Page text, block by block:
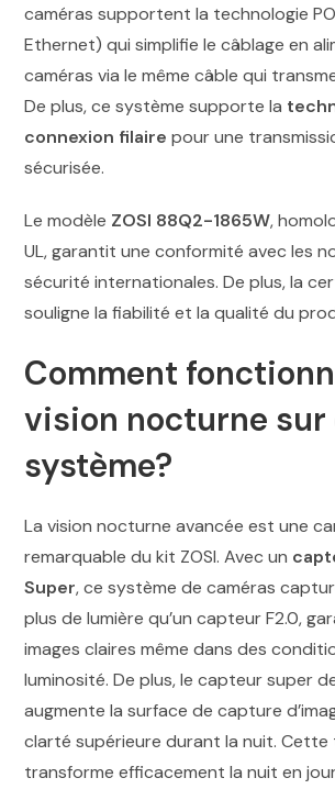
caméras supportent la technologie
Ethernet) qui simplifie le câblage en
caméras via le même câble qui
De plus, ce système supporte la
connexion filaire pour une
sécurisée.
Le modèle ZOSI 88Q2-1865W,
UL, garantit une conformité avec les
sécurité internationales. De plus, la
souligne la fiabilité et la qualité du
Comment
vision nocturne sur
système?
La vision nocturne avancée est une
remarquable du kit ZOSI. Avec un
Super, ce système de caméras
plus de lumière qu’un capteur F2.0,
images claires même dans des
luminosité. De plus, le capteur super de
augmente la surface de capture
clarté supérieure durant la nuit. Cette
transforme efficacement la nuit en